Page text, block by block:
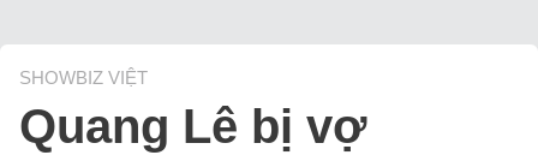
SHOWBIZ VIỆT
Quang Lê bị vợ